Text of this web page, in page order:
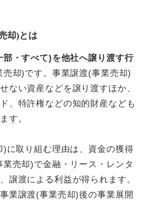
却)とは
・すべて)を他社へ譲り渡す行
売却)です。事業譲渡(事業売却)
ない資産などを譲り渡すほか、
、特許権などの知的財産なども
す。
に取り組む理由は、資金の獲得
売却)で金融・リース・レンタ
譲渡による利益が得られます。
業譲渡(事業売却)後の事業展開